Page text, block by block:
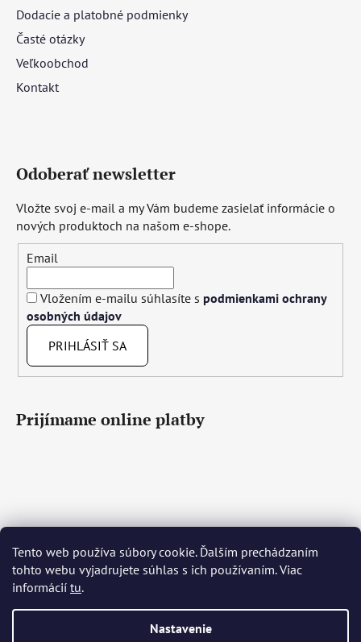
Tento web používa súbory cookie. Ďalším prechádzaním
tohto webu vyjadrujete súhlas s ich používaním. Viac
informácií tu.
Nastavenie
Dodacie a platobné podmienky
Časté otázky
Veľkoobchod
Kontakt
Odoberať newsletter
Vložte svoj e-mail a my Vám budeme zasielať informácie o
nových produktoch na našom e-shope.
Email
Vložením e-mailu súhlasíte s podmienkami ochrany
osobných údajov
PRIHLÁSIŤ SA
Prijímame online platby
Čeština Slovenčina English Deutsch Magyar
Język polski Română Italiano Español Français
Português